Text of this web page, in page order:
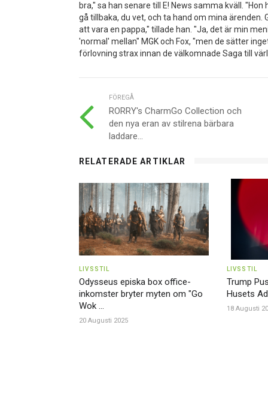
bra," sa han senare till E! News samma kväll.
gå tillbaka, du vet, och ta hand om mina
att vara en pappa," tillade han. "Ja, det är min
'normal' mellan" MGK och Fox, "men de sätter
förlovning strax innan de välkomnade Saga till
FÖREGÅ
RORRY's CharmGo Collection och
den nya eran av stilrena bärbara
laddare...
RELATERADE ARTIKLAR
LIVSSTIL
Odysseus episka box office-
inkomster bryter myten om "Go
Wok ...
20 Augusti 2025
LIVSSTIL
Trump
Husets
18 Augusti